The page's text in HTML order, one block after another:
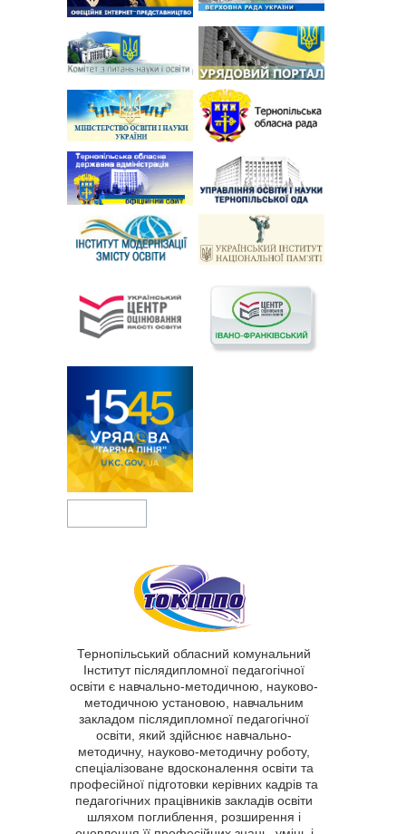
Тернопільський обласний комунальний
Інститут післядипломної педагогічної
освіти є навчально-методичною, науково-
методичною установою, навчальним
закладом післядипломної педагогічної
освіти, який здійснює навчально-
методичну, науково-методичну роботу,
спеціалізоване вдосконалення освіти та
професійної підготовки керівних кадрів та
педагогічних працівників закладів освіти
шляхом поглиблення, розширення і
оновлення її професійних знань, умінь і